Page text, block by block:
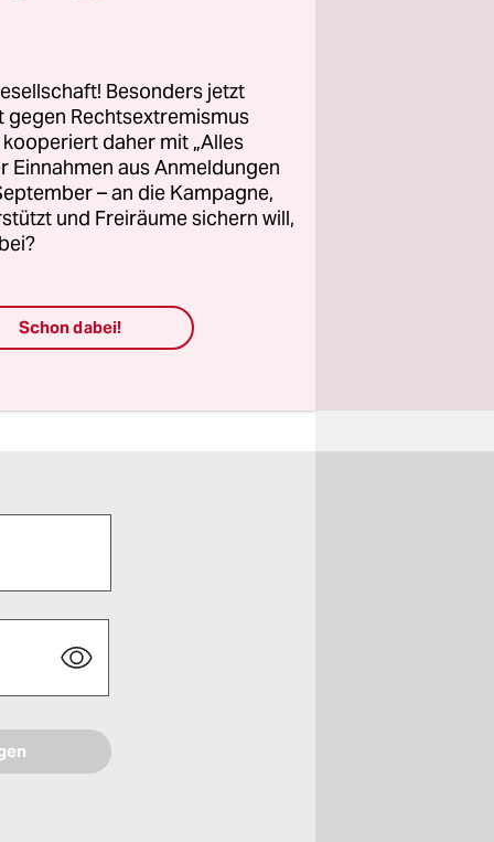
vom14.12.2015
Besonders jetzt
gegen Rechtsextremismus
daher mit „Alles
Einnahmen aus Anmeldungen
– an die Kampagne,
und Freiräume sichern will,
Schon dabei!